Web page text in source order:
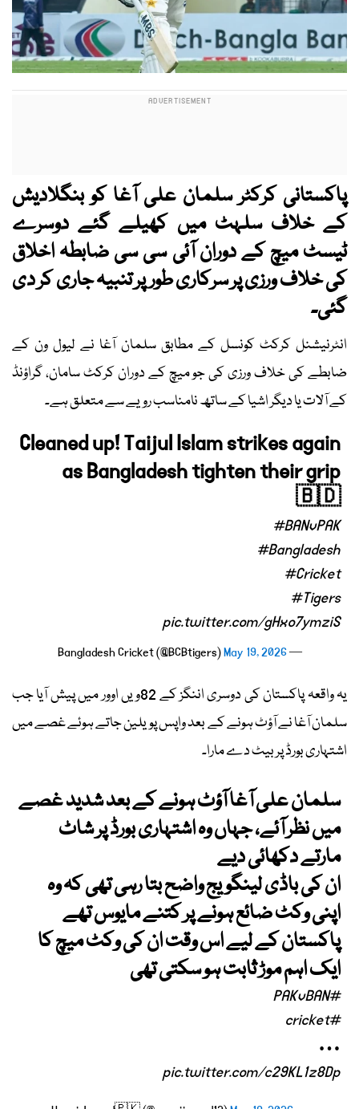
پاکستانی کرکٹر سلمان علی آغا کو بنگلادیش
کے خلاف سلہٹ میں کھیلے گئے دوسرے
ٹیسٹ میچ کے دوران آئی سی سی ضابطہ اخلاق
کی خلاف ورزی پر سرکاری طور پر تنبیہ جاری کر دی
گئی۔
انٹرنیشنل کرکٹ کونسل کے مطابق سلمان آغا نے لیول ون کے
ضابطے کی خلاف ورزی کی جو میچ کے دوران کرکٹ سامان، گراؤنڈ
کے آلات یا دیگر اشیا کے ساتھ نامناسب رویے سے متعلق ہے۔
Cleaned up! Taijul Islam strikes again
as Bangladesh tighten their grip
🇧🇩
#BANvPAK
#Bangladesh
#Cricket
#Tigers
pic.twitter.com/gHxo7ymziS
— Bangladesh Cricket (@BCBtigers)
May 19, 2026
یہ واقعہ پاکستان کی دوسری اننگز کے 82ویں اوور میں پیش آیا جب
سلمان آغا نے آؤٹ ہونے کے بعد واپس پویلین جاتے ہوئے غصے میں
اشتہاری بورڈ پر بیٹ دے مارا۔
سلمان علی آغا آؤٹ ہونے کے بعد شدید غصے
میں نظر آئے، جہاں وہ اشتہاری بورڈ پر شاٹ
مارتے دکھائی دیے
ان کی باڈی لینگویج واضح بتا رہی تھی کہ وہ
اپنی وکٹ ضائع ہونے پر کتنے مایوس تھے
پاکستان کے لیے اس وقت ان کی وکٹ میچ کا
ایک اہم موڑ ثابت ہو سکتی تھی
#PAKvBAN
#cricket
…
pic.twitter.com/c29KL1z8Dp